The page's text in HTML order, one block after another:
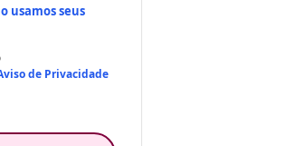
usamos seus
de Privacidade